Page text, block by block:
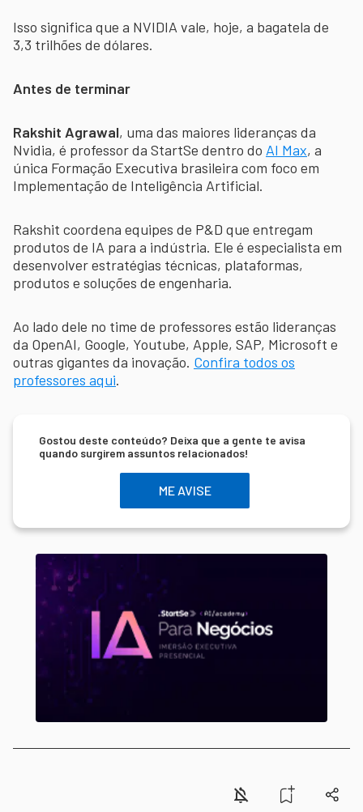
Isso significa que a NVIDIA vale, hoje, a bagatela de
3,3 trilhões de dólares.
Antes de terminar
Rakshit Agrawal, uma das maiores lideranças da
Nvidia, é professor da StartSe dentro do AI Max, a
única Formação Executiva brasileira com foco em
Implementação de Inteligência Artificial.
Rakshit coordena equipes de P&D que entregam
produtos de IA para a indústria. Ele é especialista em
desenvolver estratégias técnicas, plataformas,
produtos e soluções de engenharia.
Ao lado dele no time de professores estão lideranças
da OpenAI, Google, Youtube, Apple, SAP, Microsoft e
outras gigantes da inovação. Confira todos os
professores aqui.
Gostou deste conteúdo? Deixa que a gente te avisa
quando surgirem assuntos relacionados!
ME AVISE